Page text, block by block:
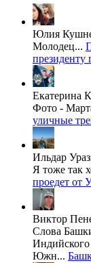
Юлия
Молодец...
президенту
Екатерина
Фото -
уличные
Ильдар
Я тоже так
проедет от
Виктор
Слова
Южн...